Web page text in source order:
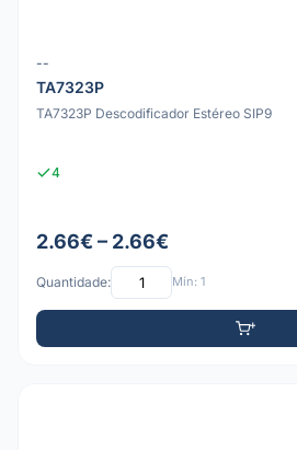
--
TA7323P
TA7323P Descodificador Estéreo SIP9
4
2.66€ – 2.66€
Quantidade: Mín: 1